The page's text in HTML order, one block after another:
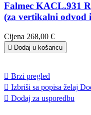
Falmec KACL.931
(za vertikalni odvod
Cijena 268,00 €
 Dodaj u košaricu
 Brzi pregled
 Izbriši sa popisa želaj
 Dodaj za usporedbu